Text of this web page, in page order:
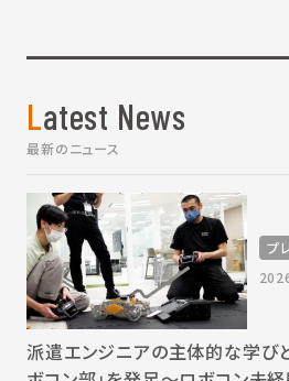
Latest News
最新のニュース
プ
派遣エンジニアの主体的な学び